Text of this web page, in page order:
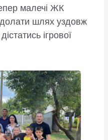
малечі ЖК
долати шлях уздовж
ігрової